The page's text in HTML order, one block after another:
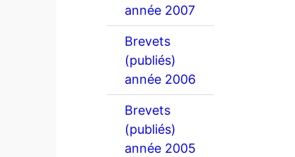
année 2007
Brevets
(publiés)
année 2006
Brevets
(publiés)
année 2005